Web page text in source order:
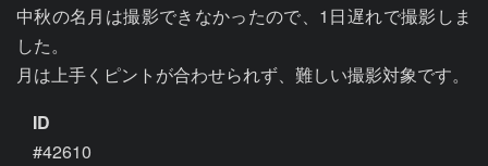
中秋の名月は撮影できなかったので、1日遅れで撮影しま
した。
月は上手くピントが合わせられず、難しい撮影対象です。
ID
#42610